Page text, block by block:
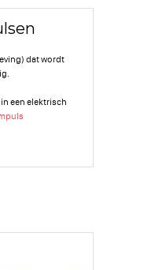
dat wordt
een elektrisch